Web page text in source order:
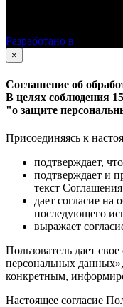
Разработано в
×
Соглашение об
В целях соблюдения
"о защите
Присоединяясь к
подтверждает,
подтверждает и
текст
дает согласие
последующего
выражает
Пользователь дает
персональных данных»,
конкретным,
Настоящее согласие